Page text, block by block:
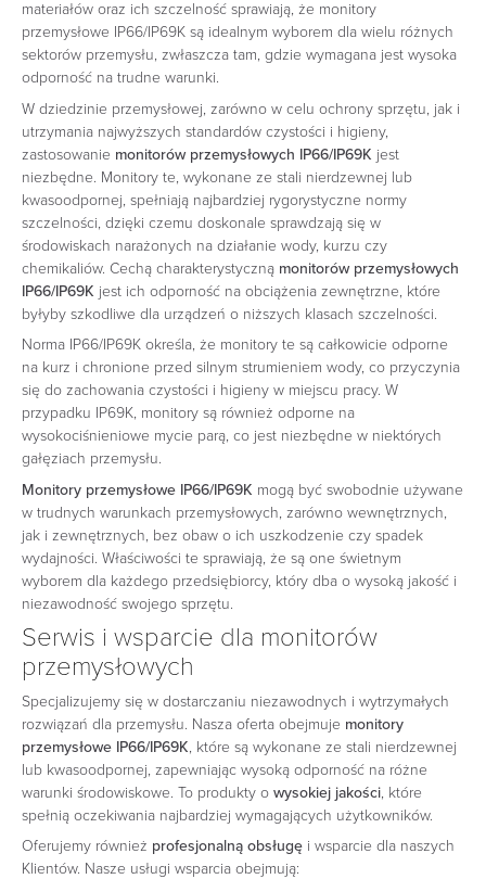
materiałów oraz ich szczelność sprawiają, że monitory
przemysłowe IP66/IP69K są idealnym wyborem dla wielu różnych
sektorów przemysłu, zwłaszcza tam, gdzie wymagana jest wysoka
odporność na trudne warunki.
W dziedzinie przemysłowej, zarówno w celu ochrony sprzętu, jak i
utrzymania najwyższych standardów czystości i higieny,
zastosowanie monitorów przemysłowych IP66/IP69K jest
niezbędne. Monitory te, wykonane ze stali nierdzewnej lub
kwasoodpornej, spełniają najbardziej rygorystyczne normy
szczelności, dzięki czemu doskonale sprawdzają się w
środowiskach narażonych na działanie wody, kurzu czy
chemikaliów. Cechą charakterystyczną monitorów przemysłowych
IP66/IP69K jest ich odporność na obciążenia zewnętrzne, które
byłyby szkodliwe dla urządzeń o niższych klasach szczelności.
Norma IP66/IP69K określa, że monitory te są całkowicie odporne
na kurz i chronione przed silnym strumieniem wody, co przyczynia
się do zachowania czystości i higieny w miejscu pracy. W
przypadku IP69K, monitory są również odporne na
wysokociśnieniowe mycie parą, co jest niezbędne w niektórych
gałęziach przemysłu.
Monitory przemysłowe IP66/IP69K mogą być swobodnie używane
w trudnych warunkach przemysłowych, zarówno wewnętrznych,
jak i zewnętrznych, bez obaw o ich uszkodzenie czy spadek
wydajności. Właściwości te sprawiają, że są one świetnym
wyborem dla każdego przedsiębiorcy, który dba o wysoką jakość i
niezawodność swojego sprzętu.
Serwis i wsparcie dla monitorów
przemysłowych
Specjalizujemy się w dostarczaniu niezawodnych i wytrzymałych
rozwiązań dla przemysłu. Nasza oferta obejmuje monitory
przemysłowe IP66/IP69K, które są wykonane ze stali nierdzewnej
lub kwasoodpornej, zapewniając wysoką odporność na różne
warunki środowiskowe. To produkty o wysokiej jakości, które
spełnią oczekiwania najbardziej wymagających użytkowników.
Oferujemy również profesjonalną obsługę i wsparcie dla naszych
Klientów. Nasze usługi wsparcia obejmują: